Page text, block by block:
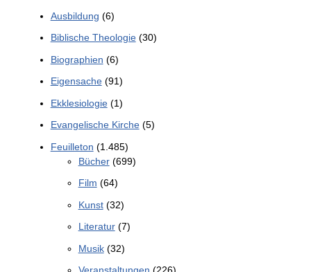
Ausbildung (6)
Biblische Theologie(30)
Biographien (6)
Eigensache(91)
Ekklesiologie(1)
Evangelische Kirche(5)
Feuilleton (1.485)
Bücher(699)
Film (64)
Kunst(32)
Literatur(7)
Musik(32)